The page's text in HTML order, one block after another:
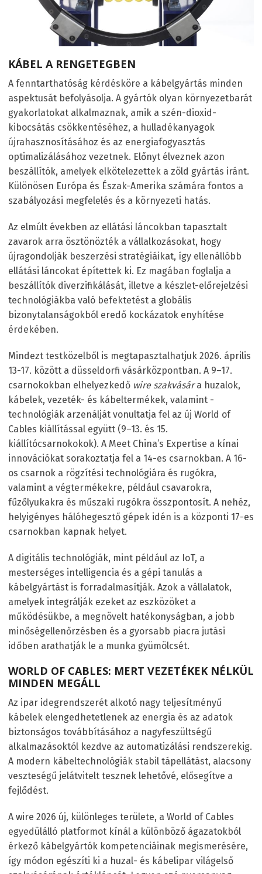
KÁBEL A RENGETEGBEN
A fenntarthatóság kérdésköre a kábelgyártás minden
aspektusát befolyásolja. A gyártók olyan környezetbarát
gyakorlatokat alkalmaznak, amik a szén-dioxid-
kibocsátás csökkentéséhez, a hulladékanyagok
újrahasznosításához és az energiafogyasztás
optimalizálásához vezetnek. Előnyt élveznek azon
beszállítók, amelyek elkötelezettek a zöld gyártás iránt.
Különösen Európa és Észak-Amerika számára fontos a
szabályozási megfelelés és a környezeti hatás.
Az elmúlt években az ellátási láncokban tapasztalt
zavarok arra ösztönözték a vállalkozásokat, hogy
újragondolják beszerzési stratégiáikat, így ellenállóbb
ellátási láncokat építettek ki. Ez magában foglalja a
beszállítók diverzifikálását, illetve a készlet-előrejelzési
technológiákba való befektetést a globális
bizonytalanságokból eredő kockázatok enyhítése
érdekében.
Mindezt testközelből is megtapasztalhatjuk 2026. április
13-17. között a düsseldorfi vásárközpontban. A 9–17.
csarnokokban elhelyezkedő wire szakvására huzalok,
kábelek, vezeték- és kábeltermékek, valamint -
technológiák arzenálját vonultatja fel az új World of
Cables kiállítással együtt (9–13. és 15.
kiállítócsarnokokok). A Meet China’s Expertise a kínai
innovációkat sorakoztatja fel a 14-es csarnokban. A 16-
os csarnok a rögzítési technológiára és rugókra,
valamint a végtermékekre, például csavarokra,
fűzőlyukakra és műszaki rugókra összpontosít. A nehéz,
helyigényes hálóhegesztő gépek idén is a központi 17-es
csarnokban kapnak helyet.
A digitális technológiák, mint például az IoT, a
mesterséges intelligencia és a gépi tanulás a
kábelgyártást is forradalmasítják. Azok a vállalatok,
amelyek integrálják ezeket az eszközöket a
működésükbe, a megnövelt hatékonyságban, a jobb
minőségellenőrzésben és a gyorsabb piacra jutási
időben arathatják le a munka gyümölcsét.
WORLD OF CABLES: MERT VEZETÉKEK NÉLKÜL
MINDEN MEGÁLL
Az ipar idegrendszerét alkotó nagy teljesítményű
kábelek elengedhetetlenek az energia és az adatok
biztonságos továbbításához a nagyfeszültségű
alkalmazásoktól kezdve az automatizálási rendszerekig.
A modern kábeltechnológiák stabil tápellátást, alacsony
veszteségű jelátvitelt tesznek lehetővé, elősegítve a
fejlődést.
A wire 2026 új, különleges területe, a World of Cables
egyedülálló platformot kínál a különböző ágazatokból
érkező kábelgyártók kompetenciáinak megismerésére,
így módon egészíti ki a huzal- és kábelipar világelső